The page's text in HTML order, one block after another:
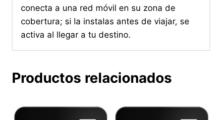
conecta a una red móvil en su zona de
cobertura; si la instalas antes de viajar, se
activa al llegar a tu destino.
Productos relacionados